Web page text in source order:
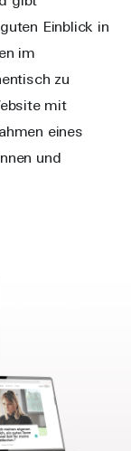
Einblick in
im
zu
mit
eines
und